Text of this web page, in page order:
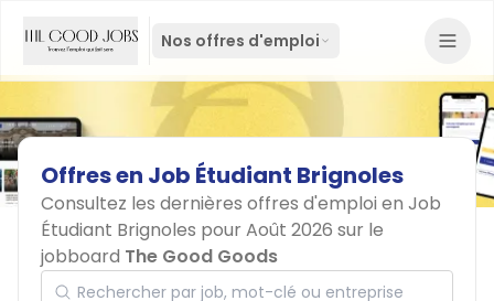
Nos offres d'emploi
Offresen Job Étudiant Brignoles
Consultez les dernières offres d'emploi en Job
Étudiant Brignoles pour Août 2026 sur le
jobboard The Good Goods
Rechercher par job, mot-clé ou entreprise